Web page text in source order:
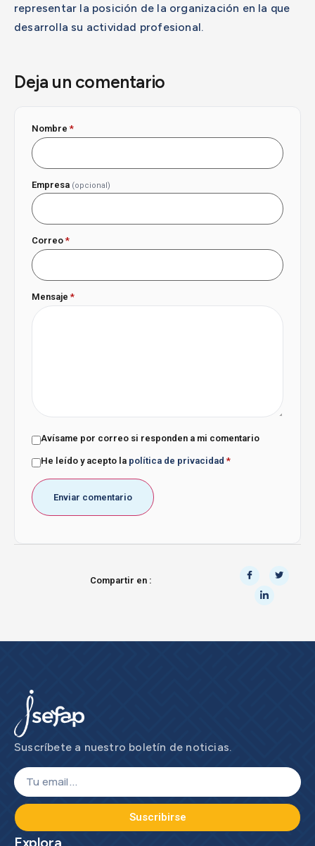
representar la posición de la organización en la que
desarrolla su actividad profesional.
Deja un comentario
Nombre*
Empresa (opcional)
Correo*
Mensaje*
Avísame por correo si responden a mi comentario
He leído y acepto la política de privacidad *
Compartir en :
Suscríbete a nuestro boletín de noticias.
Suscribirse
Explora